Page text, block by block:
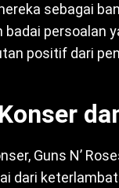
sebagai
persoalan
positif dari
Guns N’
dari